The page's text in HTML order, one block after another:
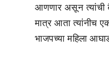
आणणार असून त्यांची
मात्र आता त्यांनीच
भाजपच्या महिला